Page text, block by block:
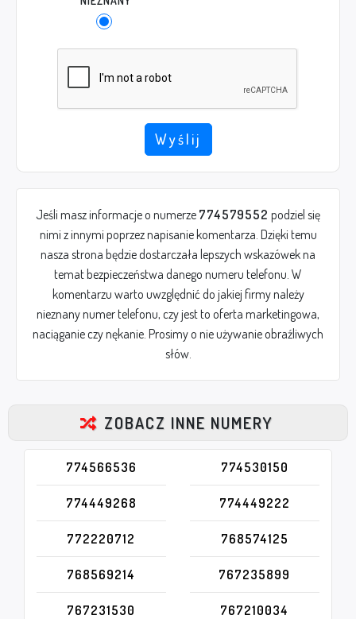
Wyślij
Jeśli masz informacje o numerze 774579552 podziel się
nimi z innymi poprzez napisanie komentarza. Dzięki temu
nasza strona będzie dostarczała lepszych wskazówek na
temat bezpieczeństwa danego numeru telefonu. W
komentarzu warto uwzględnić do jakiej firmy należy
nieznany numer telefonu, czy jest to oferta marketingowa,
naciąganie czy nękanie. Prosimy o nie używanie obraźliwych
słów.
ZOBACZ INNE NUMERY
774566536 774530150
774449268 774449222
772220712 768574125
768569214 767235899
767231530 767210034